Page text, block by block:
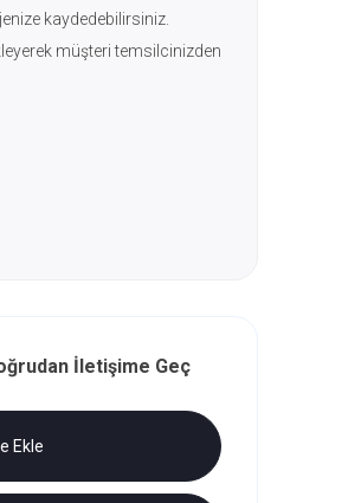
kaydedebilirsiniz.
müşteri temsilcinizden
İletişime Geç
Ekle